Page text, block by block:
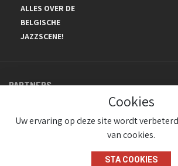
ALLES OVER DE
BELGISCHE
JAZZSCENE!
PARTNERS
Cookies
Uw ervaring op deze site wordt
van cookies.
STA COOKIES